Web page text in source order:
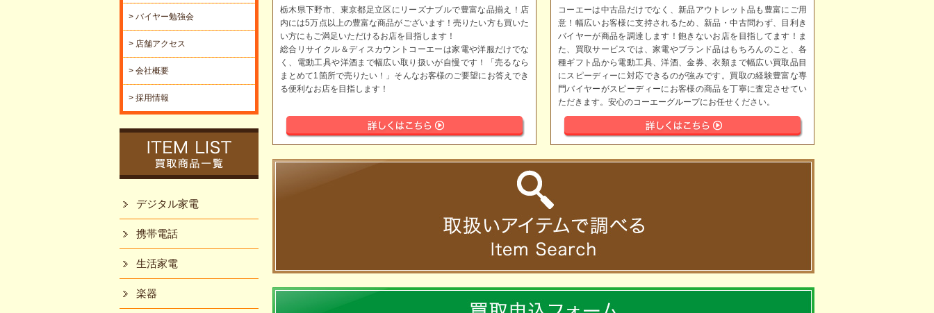
栃木県下野市、東京都足立区にリーズナブルで豊富な品揃え！店
内には5万点以上の豊富な商品がございます！売りたい方も買いた
い方にもご満足いただけるお店を目指します！
総合リサイクル＆ディスカウントコーエーは家電や洋服だけでな
く、電動工具や洋酒まで幅広い取り扱いが自慢です！「売るなら
まとめて1箇所で売りたい！」そんなお客様のご要望にお答えでき
る便利なお店を目指します！
コーエーは中古品だけでなく、新品アウトレット品も豊富にご用
意！幅広いお客様に支持されるため、新品・中古問わず、目利き
バイヤーが商品を調達します！飽きないお店を目指してます！ま
た、買取サービスでは、家電やブランド品はもちろんのこと、各
種ギフト品から電動工具、洋酒、金券、衣類まで幅広い買取品目
にスピーディーに対応できるのが強みです。買取の経験豊富な専
門バイヤーがスピーディーにお客様の商品を丁寧に査定させてい
ただきます。安心のコーエーグループにお任せください。
> バイヤー勉強会
> 店舗アクセス
> 会社概要
> 採用情報
デジタル家電
携帯電話
生活家電
楽器